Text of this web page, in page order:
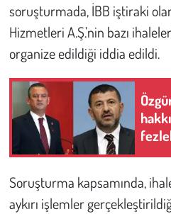
soruşturmada, İBB iştiraki
Hizmetleri A.Ş.’nin bazı
organize edildiği iddia edildi.
Soruşturma kapsamında,
aykırı işlemler
Galeri
Günün İçinden
Vefat İlanları
Tarih
Hukuk
Tarım